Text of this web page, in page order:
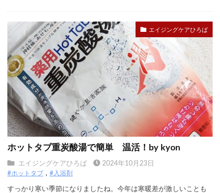
エイジングケアひろば
ホットタブ重炭酸湯で簡単 温活！by kyon
エイジングケアひろば 2024年10月23日
#ホットタブ #入浴剤
すっかり寒い季節になりましたね。今年は寒暖差が激しいことも